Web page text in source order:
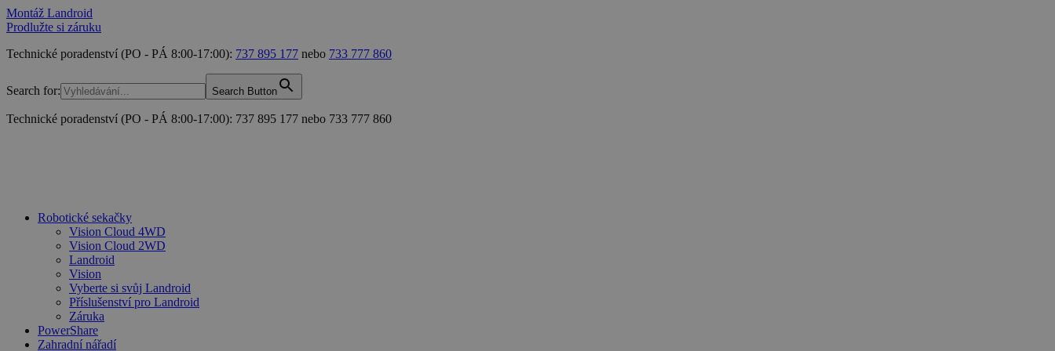
Montáž Landroid
Prodlužte si záruku
Technické poradenství (PO - PÁ 8:00-17:00): 737 895 177 nebo 733 777 860
Search for: Search Button
Technické poradenství (PO - PÁ 8:00-17:00): 737 895 177 nebo 733 777 860
Robotické sekačky
Vision Cloud 4WD
Vision Cloud 2WD
Landroid
Vision
Vyberte si svůj Landroid
Příslušenství pro Landroid
Záruka
PowerShare
Zahradní nářadí